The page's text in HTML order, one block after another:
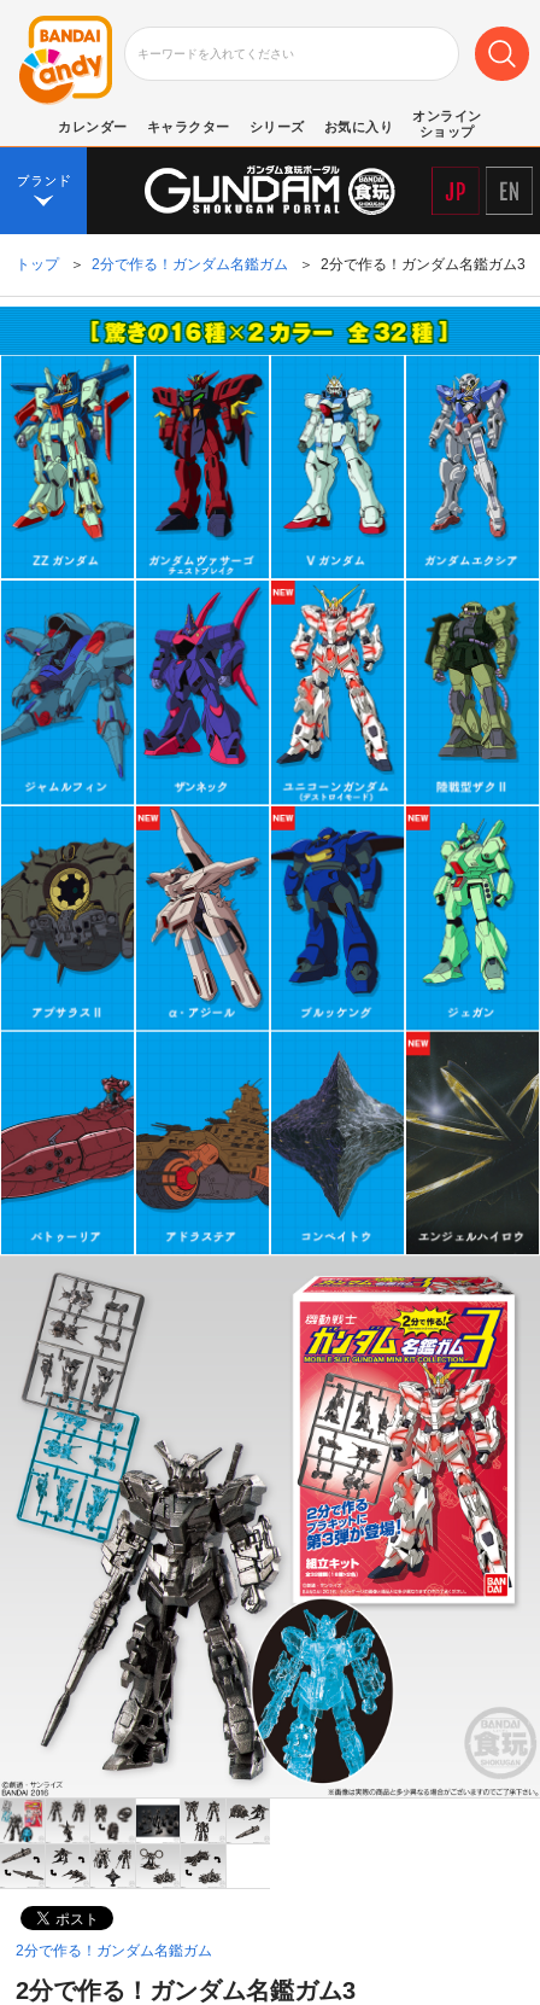
カレンダー キャラクター シリーズ お気に入り
オンライン
ショップ
トップ ＞ 2分で作る！ガンダム名鑑ガム ＞ 2分で作る！ガンダム名鑑ガム3
2分で作る！ガンダム名鑑ガム
2分で作る！ガンダム名鑑ガム3